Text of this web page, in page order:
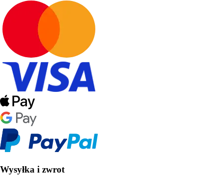
Wysyłka i zwrot